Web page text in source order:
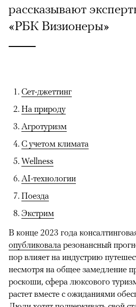
рассказывают
«РБК Визионеры»
Сет-джеттинг
На природу
Агротуризм
С учетом климата
Wellness
AI-технологии
Поезда
Экстрим
В конце 2023 года
опубликовала резонансный
пор влияет на индустрию
несмотря на общее замедление
роскоши, сфера люксового
растет вместе с ожиданиями